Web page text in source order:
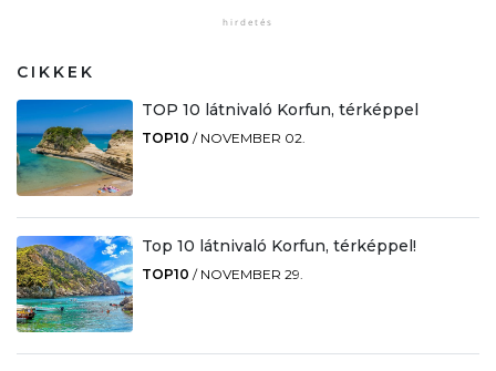
CIKKEK
TOP 10 látnivaló Korfun, térképpel
TOP10 / NOVEMBER 02.
Top 10 látnivaló Korfun, térképpel!
TOP10 / NOVEMBER 29.